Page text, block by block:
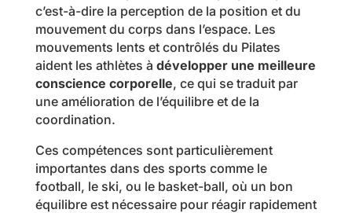
c’est-à-dire la perception de la position et du
mouvement du corps dans l’espace. Les
mouvements lents et contrôlés du Pilates
aident les athlètes à développer une meilleure
conscience corporelle, ce qui se traduit par
une amélioration de l’équilibre et de la
coordination.
Ces compétences sont particulièrement
importantes dans des sports comme le
football, le ski, ou le basket-ball, où un bon
équilibre est nécessaire pour réagir rapidement